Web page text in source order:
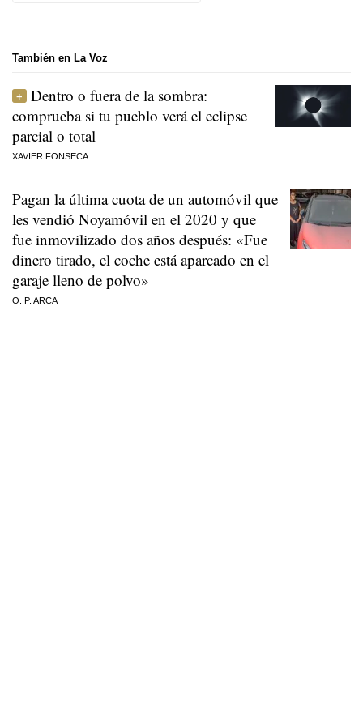
También en La Voz
Dentro o fuera de la sombra:
comprueba si tu pueblo verá el eclipse
parcial o total
XAVIER FONSECA
Pagan la última cuota de un automóvil que
les vendió Noyamóvil en el 2020 y que
fue inmovilizado dos años después: «Fue
dinero tirado, el coche está aparcado en el
garaje lleno de polvo»
O. P. ARCA